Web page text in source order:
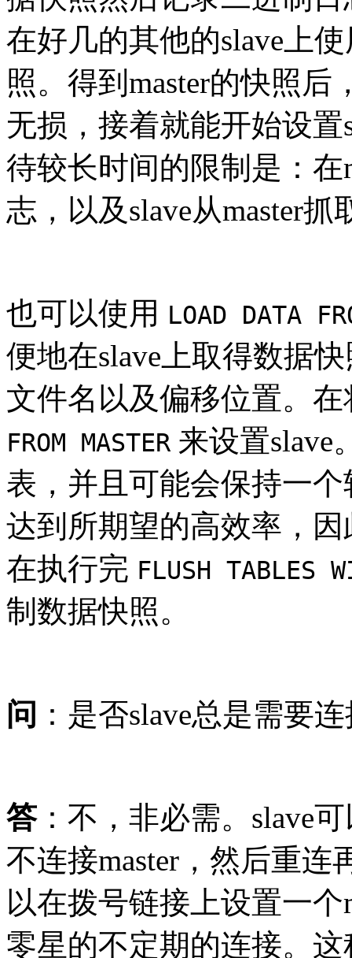
在好几的其他的slave上
照。得到master的快照后
无损，接着就能开始设
待较长时间的限制是：
志，以及slave从master抓
也可以使用 LOAD DATA
便地在slave上取得数据
文件名以及偏移位置。
FROM MASTER 来设置
表，并且可能会保持一
达到所期望的高效率，
在执行完 FLUSH TABLES
制数据快照。
问 ：是否slave总是需要
答：不，非必需。slave
不连接master，然后重
以在拨号链接上设置一个
零星的不定期的连接。